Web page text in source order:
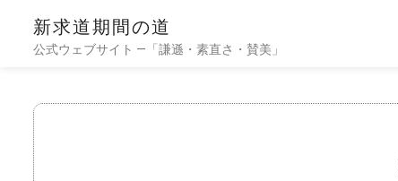
新求道期間の道
公式ウェブサイト —「謙遜・素直さ・賛美」